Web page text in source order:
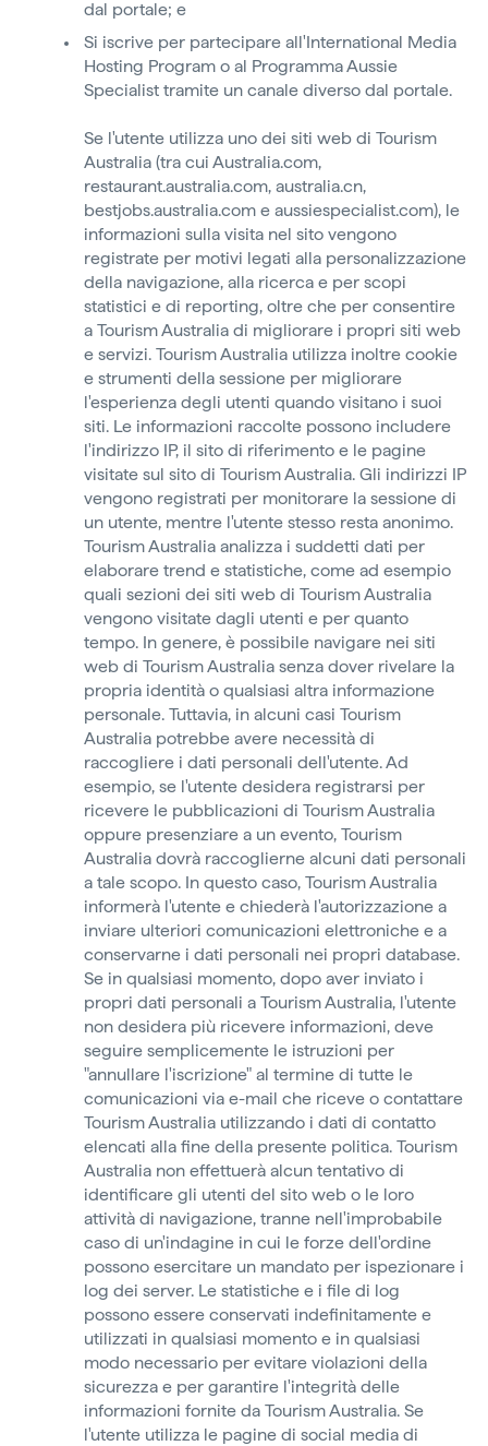
dal portale; e
Si iscrive per partecipare all'International Media
Hosting Program o al Programma Aussie
Specialist tramite un canale diverso dal portale.
Se l'utente utilizza uno dei siti web di Tourism
Australia (tra cui Australia.com,
restaurant.australia.com, australia.cn,
bestjobs.australia.com e aussiespecialist.com), le
informazioni sulla visita nel sito vengono
registrate per motivi legati alla personalizzazione
della navigazione, alla ricerca e per scopi
statistici e di reporting, oltre che per consentire
a Tourism Australia di migliorare i propri siti web
e servizi. Tourism Australia utilizza inoltre cookie
e strumenti della sessione per migliorare
l'esperienza degli utenti quando visitano i suoi
siti. Le informazioni raccolte possono includere
l'indirizzo IP, il sito di riferimento e le pagine
visitate sul sito di Tourism Australia. Gli indirizzi IP
vengono registrati per monitorare la sessione di
un utente, mentre l'utente stesso resta anonimo.
Tourism Australia analizza i suddetti dati per
elaborare trend e statistiche, come ad esempio
quali sezioni dei siti web di Tourism Australia
vengono visitate dagli utenti e per quanto
tempo. In genere, è possibile navigare nei siti
web di Tourism Australia senza dover rivelare la
propria identità o qualsiasi altra informazione
personale. Tuttavia, in alcuni casi Tourism
Australia potrebbe avere necessità di
raccogliere i dati personali dell'utente. Ad
esempio, se l'utente desidera registrarsi per
ricevere le pubblicazioni di Tourism Australia
oppure presenziare a un evento, Tourism
Australia dovrà raccoglierne alcuni dati personali
a tale scopo. In questo caso, Tourism Australia
informerà l'utente e chiederà l'autorizzazione a
inviare ulteriori comunicazioni elettroniche e a
conservarne i dati personali nei propri database.
Se in qualsiasi momento, dopo aver inviato i
propri dati personali a Tourism Australia, l'utente
non desidera più ricevere informazioni, deve
seguire semplicemente le istruzioni per
"annullare l'iscrizione" al termine di tutte le
comunicazioni via e-mail che riceve o contattare
Tourism Australia utilizzando i dati di contatto
elencati alla fine della presente politica. Tourism
Australia non effettuerà alcun tentativo di
identificare gli utenti del sito web o le loro
attività di navigazione, tranne nell'improbabile
caso di un'indagine in cui le forze dell'ordine
possono esercitare un mandato per ispezionare i
log dei server. Le statistiche e i file di log
possono essere conservati indefinitamente e
utilizzati in qualsiasi momento e in qualsiasi
modo necessario per evitare violazioni della
sicurezza e per garantire l'integrità delle
informazioni fornite da Tourism Australia. Se
l'utente utilizza le pagine di social media di